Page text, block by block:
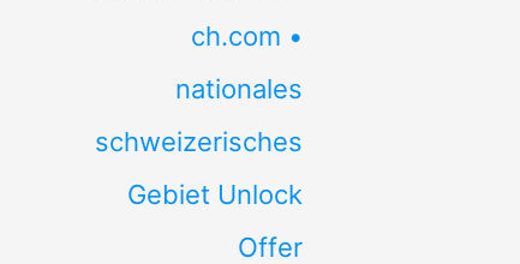
ch.com •
nationales
schweizerisches
Gebiet Unlock
Offer